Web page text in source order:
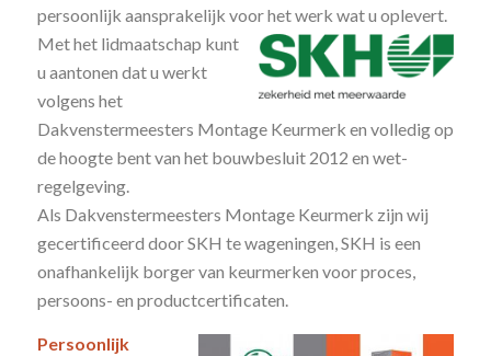
persoonlijk aansprakelijk voor het werk wat u oplevert.
Met het lidmaatschap kunt
u aantonen dat u werkt
volgens het
Dakvenstermeesters Montage Keurmerk en volledig op
de hoogte bent van het bouwbesluit 2012 en wet-
regelgeving.
Als Dakvenstermeesters Montage Keurmerk zijn wij
gecertificeerd door SKH te wageningen, SKH is een
onafhankelijk borger van keurmerken voor proces,
persoons- en productcertificaten.
Persoonlijk